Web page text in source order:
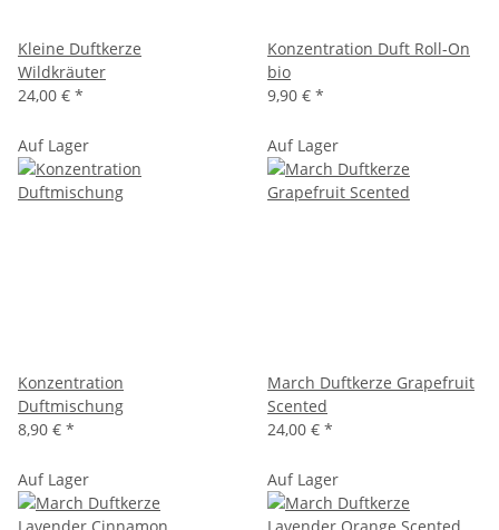
Kleine Duftkerze
Wildkräuter
24,00 € *
Konzentration Duft Roll-On
bio
9,90 € *
Auf Lager
Konzentration
Duftmischung
8,90 € *
Auf Lager
March Duftkerze Grapefruit
Scented
24,00 € *
Auf Lager Auf Lager